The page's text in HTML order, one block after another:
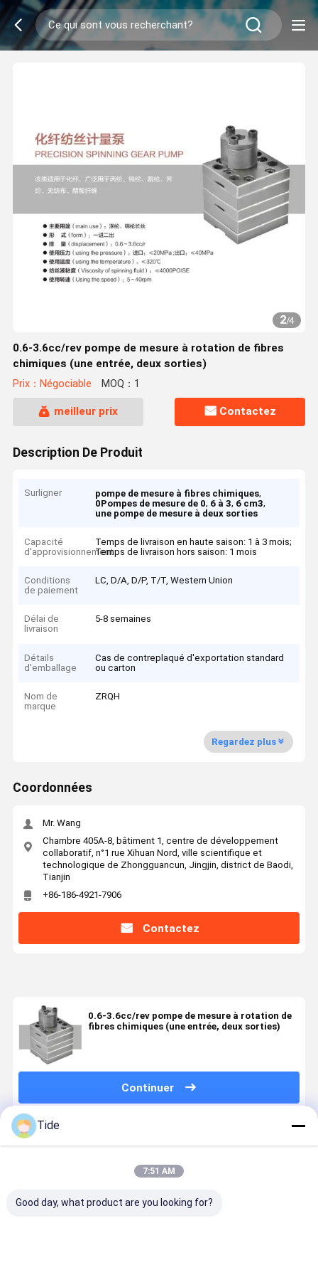
2/4
0.6-3.6cc/rev pompe de mesure à rotation de fibres
chimiques (une entrée, deux sorties)
Prix：Négociable MOQ：1
meilleur prix Contactez
Description De Produit
Surligner pompe de mesure à fibres chimiques,
0Pompes de mesure de 0, 6 à 3, 6 cm3,
une pompe de mesure à deux sorties
Capacité
d'approvisionnement
Temps de livraison en haute saison: 1 à 3 mois;
Temps de livraison hors saison: 1 mois
Conditions
de paiement
LC, D/A, D/P, T/T, Western Union
Délai de
livraison
5-8 semaines
Détails
d'emballage
Cas de contreplaqué d'exportation standard
ou carton
Nom de
marque
ZRQH
Regardez plus
Coordonnées
Mr. Wang
Chambre 405A-8, bâtiment 1, centre de développement
collaboratif, n°1 rue Xihuan Nord, ville scientifique et
technologique de Zhongguancun, Jingjin, district de Baodi,
Tianjin
+86-186-4921-7906
Contactez
0.6-3.6cc/rev pompe de mesure à rotation de
fibres chimiques (une entrée, deux sorties)
Continuer
Produits Recommandés
Tide
7:51 AM
Good day, what product are you looking for?